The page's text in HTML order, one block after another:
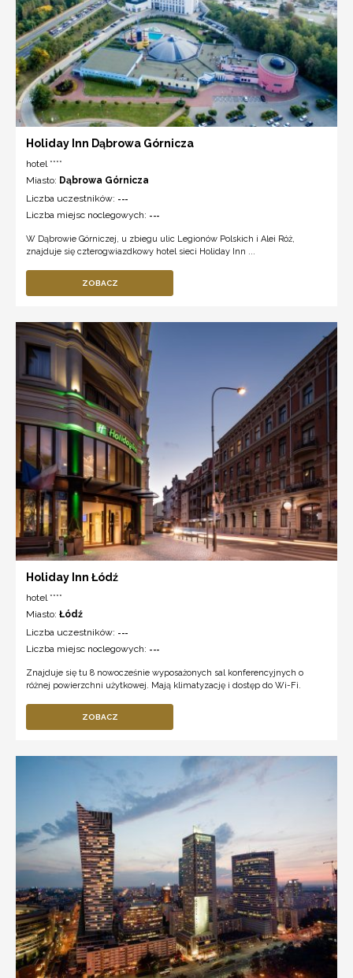
Holiday Inn Dąbrowa Górnicza
hotel ****
Miasto: Dąbrowa Górnicza
Liczba uczestników: ---
Liczba miejsc noclegowych: ---
W Dąbrowie Górniczej, u zbiegu ulic Legionów Polskich i Alei Róż,
znajduje się czterogwiazdkowy hotel sieci Holiday Inn ...
ZOBACZ
Holiday Inn Łódź
hotel ****
Miasto: Łódź
Liczba uczestników: ---
Liczba miejsc noclegowych: ---
Znajduje się tu 8 nowocześnie wyposażonych sal konferencyjnych o
różnej powierzchni użytkowej. Mają klimatyzację i dostęp do Wi-Fi.
ZOBACZ